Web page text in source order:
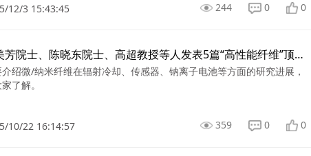
12/3 15:43:45 244 0 0
朱美芳院士、陈晓东院士、高超教授等人发表5篇“高性能纤维”顶刊文章！
介绍微/纳米纤维在辐射冷却、传感器、钠离子电池等方面的研究进展，
了解。
10/22 16:14:57 359 0 0